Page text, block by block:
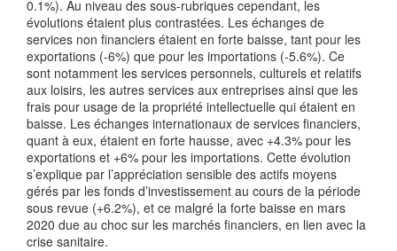
0.1%). Au niveau des sous-rubriques cependant, les
évolutions étaient plus contrastées. Les échanges de
services non financiers étaient en forte baisse, tant pour les
exportations (-6%) que pour les importations (-5.6%). Ce
sont notamment les services personnels, culturels et relatifs
aux loisirs, les autres services aux entreprises ainsi que les
frais pour usage de la propriété intellectuelle qui étaient en
baisse. Les échanges internationaux de services financiers,
quant à eux, étaient en forte hausse, avec +4.3% pour les
exportations et +6% pour les importations. Cette évolution
s’explique par l’appréciation sensible des actifs moyens
gérés par les fonds d’investissement au cours de la période
sous revue (+6.2%), et ce malgré la forte baisse en mars
2020 due au choc sur les marchés financiers, en lien avec la
crise sanitaire.